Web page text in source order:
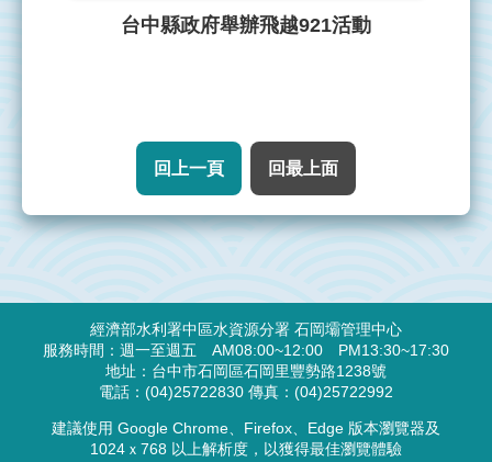
台中縣政府舉辦飛越921活動
回上一頁 回最上面
經濟部水利署中區水資源分署 石岡壩管理中心
服務時間：週一至週五 AM08:00~12:00 PM13:30~17:30
地址：台中市石岡區石岡里豐勢路1238號
電話：(04)25722830 傳真：(04)25722992
建議使用 Google Chrome、Firefox、Edge 版本瀏覽器及
1024ｘ768 以上解析度，以獲得最佳瀏覽體驗